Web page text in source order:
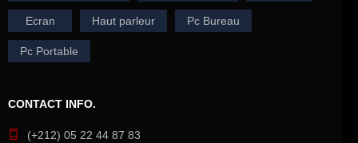
Ecran Haut parleur Pc Bureau
Pc Portable
CONTACT INFO.
(+212) 05 22 44 87 83